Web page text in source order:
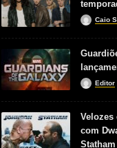
Caio
Editor
Velozes
com